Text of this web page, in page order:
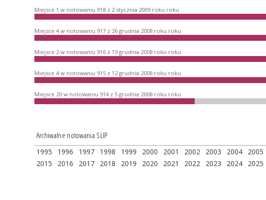
Miejsce 1 w notowaniu 918 z 2 stycznia 2009 roku roku
Miejsce 4 w notowaniu 917 z 26 grudnia 2008 roku roku
Miejsce 2 w notowaniu 916 z 19 grudnia 2008 roku roku
Miejsce 4 w notowaniu 915 z 12 grudnia 2008 roku roku
Miejsce 20 w notowaniu 914 z 5 grudnia 2008 roku roku
Archiwalne notowania SLIP
1995 1996 1997 1998 1999 2000 2001 2002 2003 2004 2005
2015
2016 2017 2018 2019 2020 2021 2022 2023 2024 2025